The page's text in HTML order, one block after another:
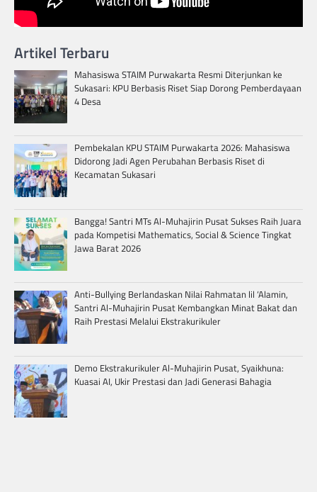
Artikel Terbaru
Mahasiswa STAIM Purwakarta Resmi Diterjunkan ke
Sukasari: KPU Berbasis Riset Siap Dorong Pemberdayaan
4 Desa
Pembekalan KPU STAIM Purwakarta 2026: Mahasiswa
Didorong Jadi Agen Perubahan Berbasis Riset di
Kecamatan Sukasari
Bangga! Santri MTs Al-Muhajirin Pusat Sukses Raih Juara
pada Kompetisi Mathematics, Social & Science Tingkat
Jawa Barat 2026
Anti-Bullying Berlandaskan Nilai Rahmatan lil ‘Alamin,
Santri Al-Muhajirin Pusat Kembangkan Minat Bakat dan
Raih Prestasi Melalui Ekstrakurikuler
Demo Ekstrakurikuler Al-Muhajirin Pusat, Syaikhuna:
Kuasai AI, Ukir Prestasi dan Jadi Generasi Bahagia